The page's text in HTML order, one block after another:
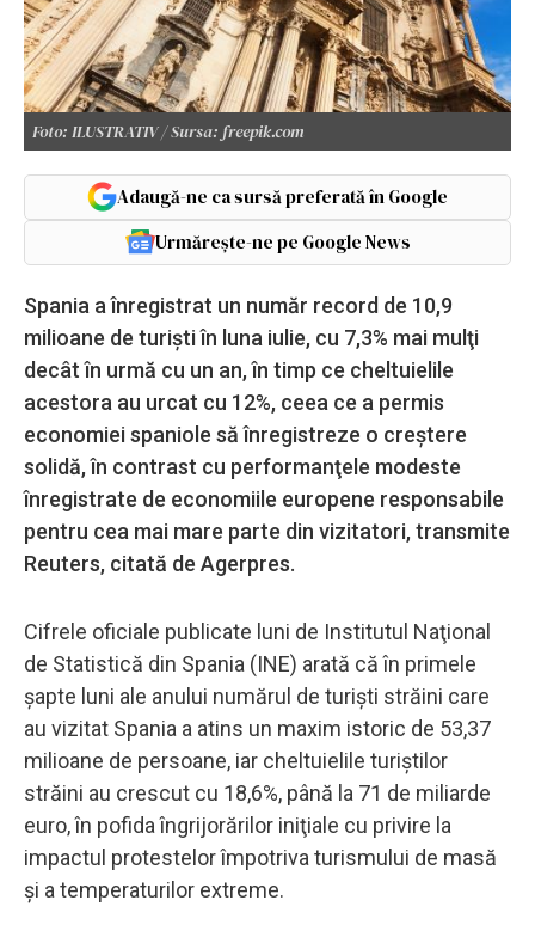
Foto: ILUSTRATIV / Sursa: freepik.com
Adaugă-ne ca sursă preferată în Google
Urmărește-ne pe Google News
Spania a înregistrat un număr record de 10,9
milioane de turişti în luna iulie, cu 7,3% mai mulţi
decât în urmă cu un an, în timp ce cheltuielile
acestora au urcat cu 12%, ceea ce a permis
economiei spaniole să înregistreze o creştere
solidă, în contrast cu performanţele modeste
înregistrate de economiile europene responsabile
pentru cea mai mare parte din vizitatori, transmite
Reuters, citată de Agerpres.
Cifrele oficiale publicate luni de Institutul Naţional
de Statistică din Spania (INE) arată că în primele
şapte luni ale anului numărul de turişti străini care
au vizitat Spania a atins un maxim istoric de 53,37
milioane de persoane, iar cheltuielile turiştilor
străini au crescut cu 18,6%, până la 71 de miliarde
euro, în pofida îngrijorărilor iniţiale cu privire la
impactul protestelor împotriva turismului de masă
şi a temperaturilor extreme.